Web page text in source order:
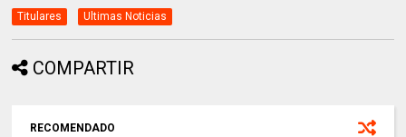
Titulares Ultimas Noticias
COMPARTIR
RECOMENDADO